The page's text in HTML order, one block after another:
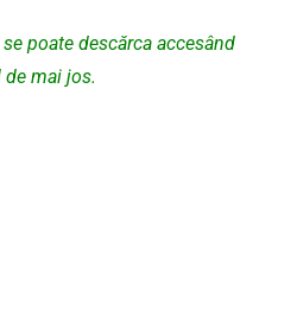
poate descărca accesând
mai jos.